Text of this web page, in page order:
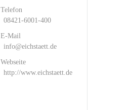
Telefon
08421-6001-400
E-Mail
info@eichstaett.de
Webseite
http://www.eichstaett.de